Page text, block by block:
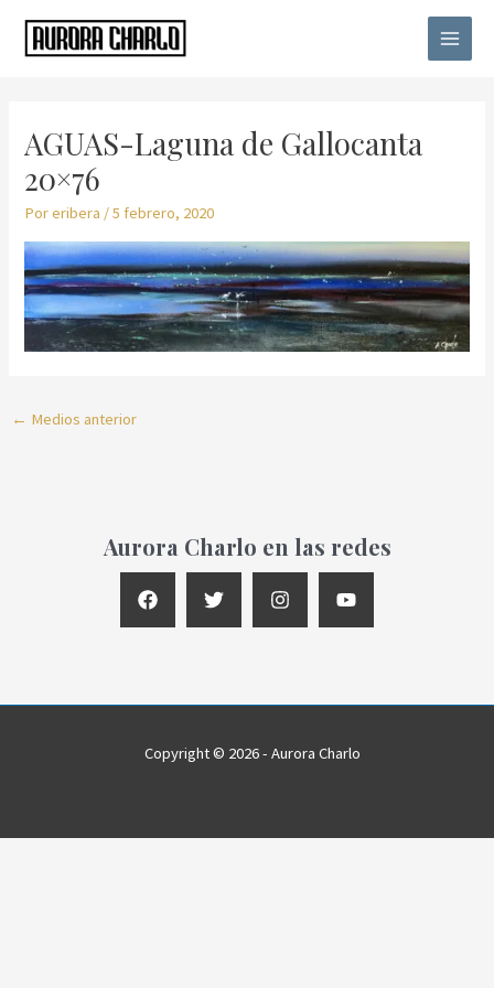
Main
Menu
AGUAS-Laguna de Gallocanta
20×76
Poreribera /5 febrero, 2020
entradas
← Medios anterior
Aurora Charlo en las redes
Copyright © 2026 - Aurora Charlo